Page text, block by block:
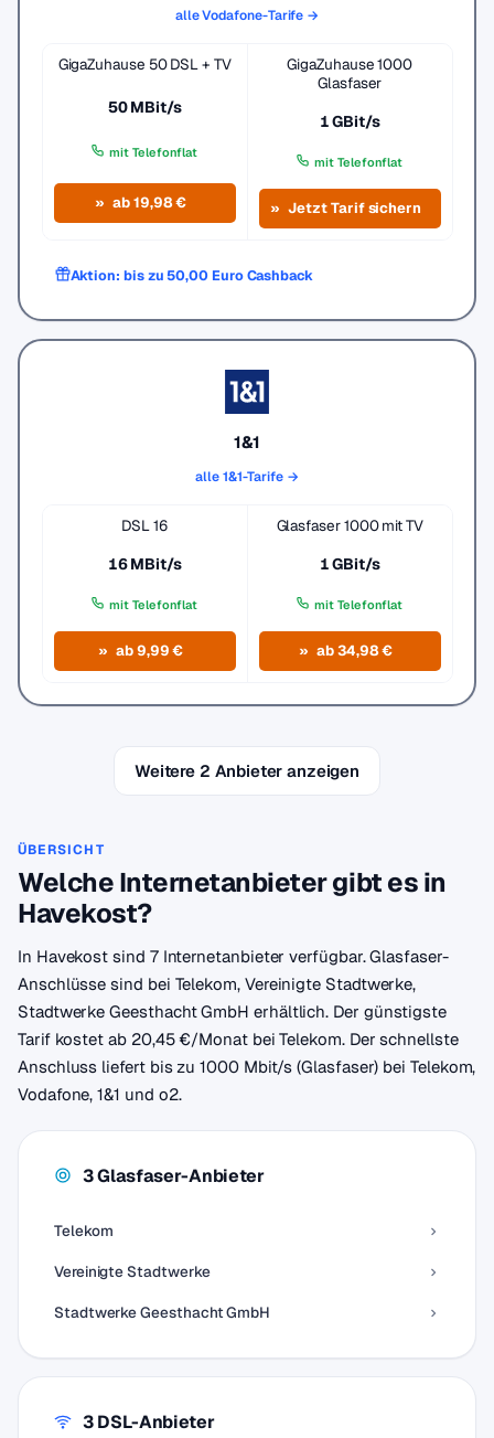
alle Vodafone-Tarife →
GigaZuhause 50 DSL + TV
50 MBit/s
mit Telefonflat
ab 19,98 €
GigaZuhause 1000
Glasfaser
1 GBit/s
mit Telefonflat
Jetzt Tarif sichern
Aktion: bis zu 50,00 Euro Cashback
1&1
alle 1&1-Tarife →
DSL 16
16 MBit/s
mit Telefonflat
ab 9,99 €
Glasfaser 1000 mit TV
1 GBit/s
mit Telefonflat
ab 34,98 €
Weitere 2 Anbieter anzeigen
ÜBERSICHT
Welche Internetanbieter gibt es in
Havekost?
In Havekost sind 7 Internetanbieter verfügbar. Glasfaser-
Anschlüsse sind bei Telekom, Vereinigte Stadtwerke,
Stadtwerke Geesthacht GmbH erhältlich. Der günstigste
Tarif kostet ab 20,45 €/Monat bei Telekom. Der schnellste
Anschluss liefert bis zu 1000 Mbit/s (Glasfaser) bei Telekom,
Vodafone, 1&1 und o2.
3 Glasfaser-Anbieter
Telekom
Vereinigte Stadtwerke
Stadtwerke Geesthacht GmbH
3 DSL-Anbieter